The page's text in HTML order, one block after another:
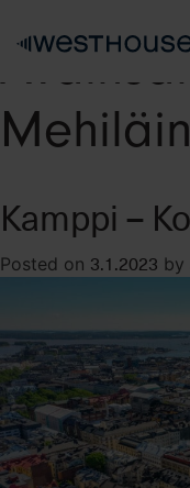
Kamppi –
Posted on 3.1.2023 by